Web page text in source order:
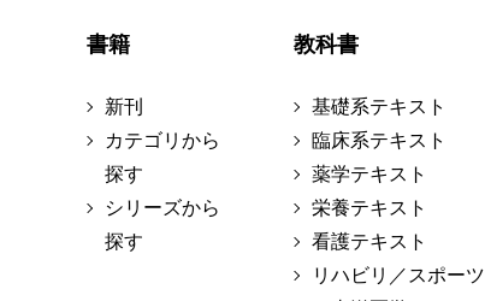
書籍
新刊
カテゴリから
探す
シリーズから
探す
教科書
基礎系テキスト
臨床系テキスト
薬学テキスト
栄養テキスト
看護テキスト
リハビリ／スポーツ